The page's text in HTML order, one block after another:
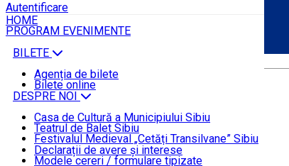
Autentificare
HOME
PROGRAM EVENIMENTE
BILETE
ȘTIRI
DESPRE NOI
INFORMAȚII DE INTERES PUBLIC
ANUNȚURI
Agenția de bilete
Bilete online
Casa de Cultură a Municipiului Sibiu
Teatrul de Balet Sibiu
Festivalul Medieval „Cetăți Transilvane” Sibiu
Funcționare
Declarații de avere și interese
Modele cereri / formulare tipizate